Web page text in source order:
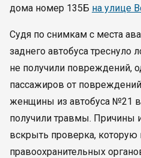
дома номер 135Б на улице
Судя по снимкам с места
заднего автобуса треснуло
не получили повреждений,
пассажиров от
женщины из автобуса №21 в
получили травмы. Причины
вскрыть проверка, которую
правоохранительных